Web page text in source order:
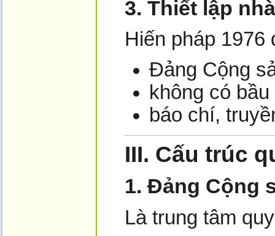
3. Thiết lập
Hiến pháp 1976
Đảng Cộng
không có
báo chí,
III. Cấu trúc
1. Đảng Cộng
Là trung tâm